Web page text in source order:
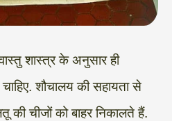
शास्त्र के अनुसार ही
चाहिए. शौचालय की सहायता से
चीजों को बाहर निकालते हैं.